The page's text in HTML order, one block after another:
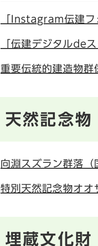
「Instagram伝建フ
「伝建デジタルde
重要伝統的建造物群
天然記念物
向淵スズラン群落（
特別天然記念物オオ
埋蔵文化財